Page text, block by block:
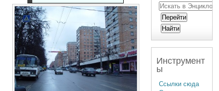
Инструмент
ы
Ссылки сюда